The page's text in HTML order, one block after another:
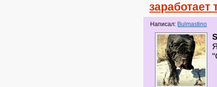
заработает
Написал: Bulmastino